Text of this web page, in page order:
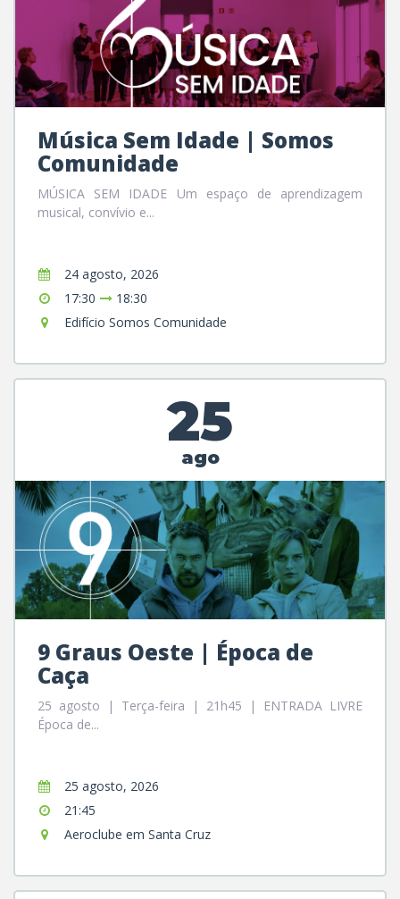
Música Sem Idade | Somos
Comunidade
MÚSICA SEM IDADE Um espaço de aprendizagem
musical, convívio e...
24 agosto, 2026
17:30
18:30
Edifício Somos Comunidade
25
ago
9 Graus Oeste | Época de
Caça
25 agosto | Terça-feira | 21h45 | ENTRADA LIVRE
Época de...
25 agosto, 2026
21:45
Aeroclube em Santa Cruz